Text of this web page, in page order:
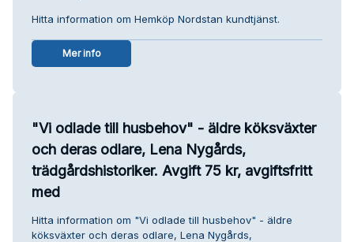
Hitta information om Hemköp Nordstan kundtjänst.
Mer info
"Vi odlade till husbehov" - äldre köksväxter
och deras odlare, Lena Nygårds,
trädgårdshistoriker. Avgift 75 kr, avgiftsfritt
med
Hitta information om "Vi odlade till husbehov" - äldre
köksväxter och deras odlare, Lena Nygårds,